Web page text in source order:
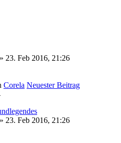
» 23. Feb 2016, 21:26
Corela Neuester Beitrag
» 23. Feb 2016, 21:26